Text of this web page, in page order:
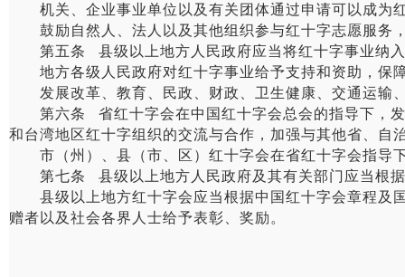
机关、企业事业单位以及有关团体通过申请可以成为
鼓励自然人、法人以及其他组织参与红十字志愿服务
第五条 县级以上地方人民政府应当将红十字事业纳入
地方各级人民政府对红十字事业给予支持和资助，保
发展改革、教育、民政、财政、卫生健康、交通运输
第六条 省红十字会在中国红十字会总会的指导下，发
和台湾地区红十字组织的交流与合作，加强与其他省、自
市（州）、县（市、区）红十字会在省红十字会指导
第七条 县级以上地方人民政府及其有关部门应当根据
县级以上地方红十字会应当根据中国红十字会章程及
赠者以及社会各界人士给予表彰、奖励。